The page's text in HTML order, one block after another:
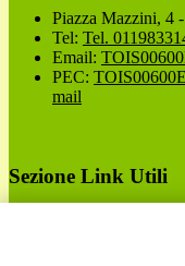
Piazza Mazzini, 4
Tel: Tel.
Email:
PEC:
mail
Sezione Link Utili